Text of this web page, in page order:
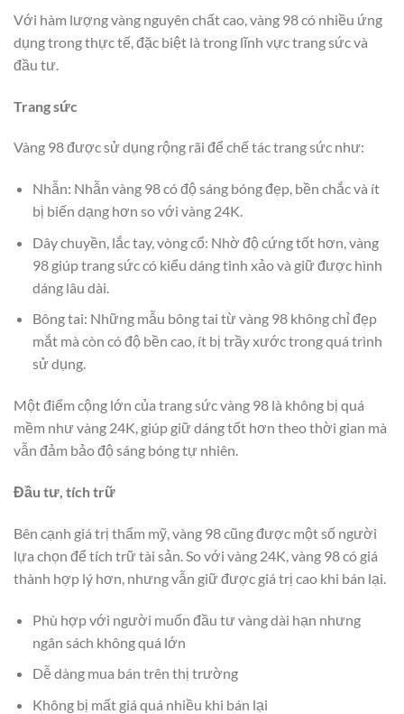
Với hàm lượng vàng nguyên chất cao, vàng 98 có nhiều ứng
dụng trong thực tế, đặc biệt là trong lĩnh vực trang sức và
đầu tư.
Trang sức
Vàng 98 được sử dụng rộng rãi để chế tác trang sức như:
Nhẫn: Nhẫn vàng 98 có độ sáng bóng đẹp, bền chắc và ít
bị biến dạng hơn so với vàng 24K.
Dây chuyền, lắc tay, vòng cổ: Nhờ độ cứng tốt hơn, vàng
98 giúp trang sức có kiểu dáng tinh xảo và giữ được hình
dáng lâu dài.
Bông tai: Những mẫu bông tai từ vàng 98 không chỉ đẹp
mắt mà còn có độ bền cao, ít bị trầy xước trong quá trình
sử dụng.
Một điểm cộng lớn của trang sức vàng 98 là không bị quá
mềm như vàng 24K, giúp giữ dáng tốt hơn theo thời gian mà
vẫn đảm bảo độ sáng bóng tự nhiên.
Đầu tư, tích trữ
Bên cạnh giá trị thẩm mỹ, vàng 98 cũng được một số người
lựa chọn để tích trữ tài sản. So với vàng 24K, vàng 98 có giá
thành hợp lý hơn, nhưng vẫn giữ được giá trị cao khi bán lại.
Phù hợp với người muốn đầu tư vàng dài hạn nhưng
ngân sách không quá lớn
Dễ dàng mua bán trên thị trường
Không bị mất giá quá nhiều khi bán lại